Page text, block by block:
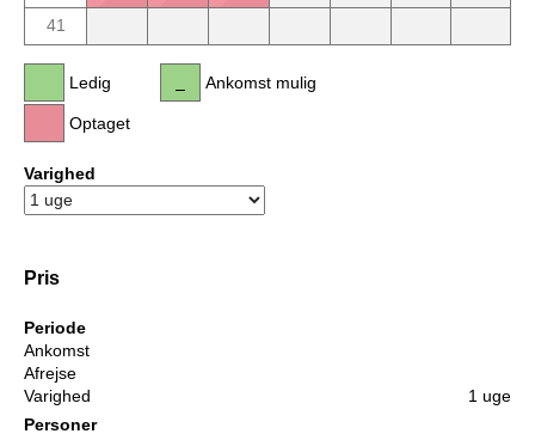
41
Ledig
Optaget
Ankomst mulig
Varighed
Pris
Periode
Ankomst
Afrejse
Varighed
1 uge
Personer